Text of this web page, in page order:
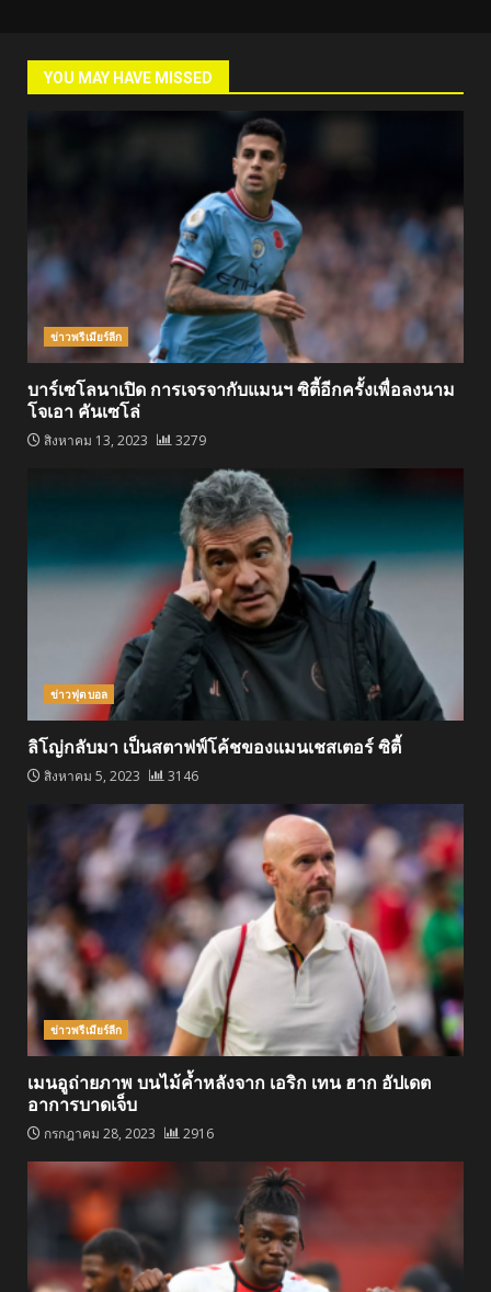
YOU MAY HAVE MISSED
ข่าวพรีเมียร์ลีก
บาร์เซโลนาเปิด การเจรจากับแมนฯ ซิตี้อีกครั้งเพื่อลงนาม
โจเอา คันเซโล่
สิงหาคม 13, 2023 3279
ข่าวฟุตบอล
ลิโญ่กลับมา เป็นสตาฟฟ์โค้ชของแมนเชสเตอร์ ซิตี้
สิงหาคม 5, 2023 3146
ข่าวพรีเมียร์ลีก
เมนอูถ่ายภาพ บนไม้ค้ำหลังจาก เอริก เทน ฮาก อัปเดต
อาการบาดเจ็บ
กรกฎาคม 28, 2023 2916